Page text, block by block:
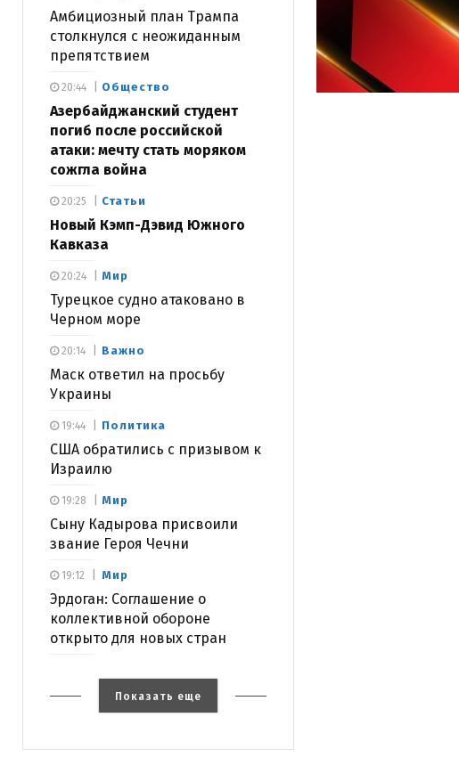
Амбициозный план Трампа
столкнулся с неожиданным
препятствием
Общество
Азербайджанский студент
погиб после российской
атаки: мечту стать моряком
сожгла война
20:44
Статьи
Новый Кэмп-Дэвид Южного
Кавказа
20:25
Мир
Турецкое судно атаковано в
Черном море
20:24
Важно
Маск ответил на просьбу
Украины
20:14
Политика
США обратились с призывом к
Израилю
19:44
Мир
Сыну Кадырова присвоили
звание Героя Чечни
19:28
Мир
Эрдоган: Соглашение о
коллективной обороне
открыто для новых стран
19:12
Показать еще